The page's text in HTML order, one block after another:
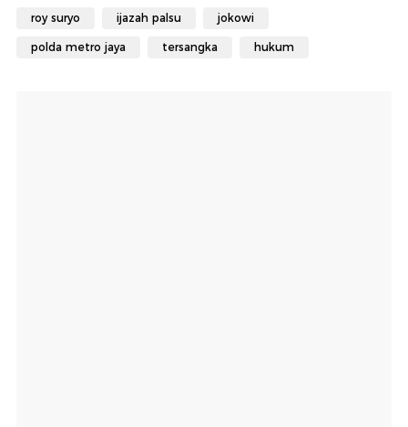
roy suryo ijazah palsu jokowi
polda metro jaya tersangka hukum